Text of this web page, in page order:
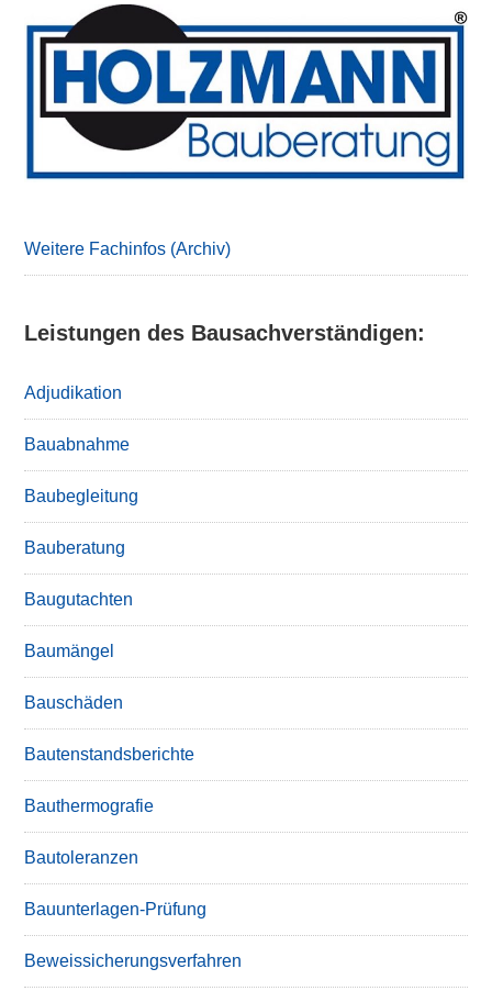
Primary
Sidebar
Weitere Fachinfos (Archiv)
Leistungen des Bausachverständigen:
Adjudikation
Bauabnahme
Baubegleitung
Bauberatung
Baugutachten
Baumängel
Bauschäden
Bautenstandsberichte
Bauthermografie
Bautoleranzen
Bauunterlagen-Prüfung
Beweissicherungsverfahren